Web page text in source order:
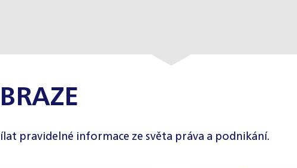
pravidelné informace ze světa práva a podnikání.